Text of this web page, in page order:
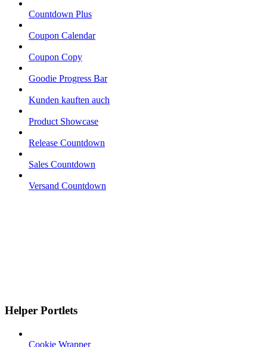
Countdown Plus
Coupon Calendar
Coupon Copy
Goodie Progress Bar
Kunden kauften auch
Product Showcase
Release Countdown
Sales Countdown
Versand Countdown
Helper Portlets
Cookie Wrapper